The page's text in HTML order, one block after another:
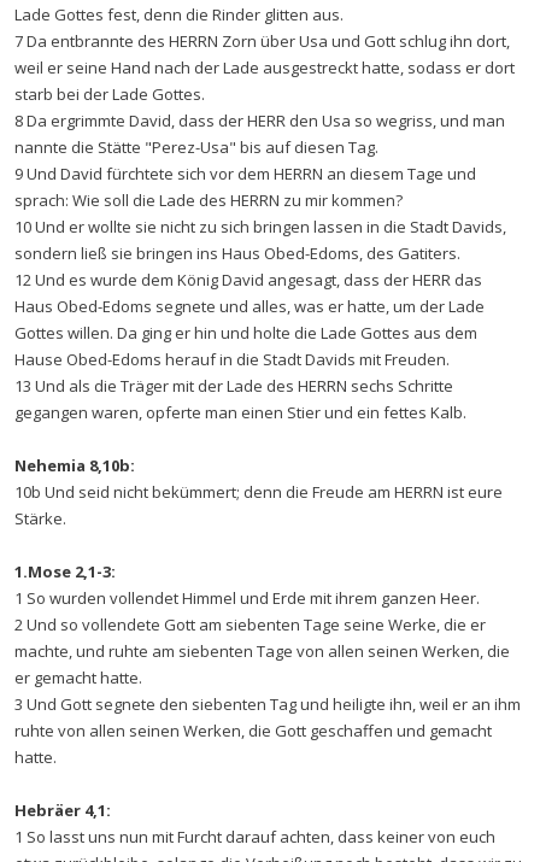
Lade Gottes fest, denn die Rinder glitten aus.
7 Da entbrannte des HERRN Zorn über Usa und Gott schlug ihn dort,
weil er seine Hand nach der Lade ausgestreckt hatte, sodass er dort
starb bei der Lade Gottes.
8 Da ergrimmte David, dass der HERR den Usa so wegriss, und man
nannte die Stätte "Perez-Usa" bis auf diesen Tag.
9 Und David fürchtete sich vor dem HERRN an diesem Tage und
sprach: Wie soll die Lade des HERRN zu mir kommen?
10 Und er wollte sie nicht zu sich bringen lassen in die Stadt Davids,
sondern ließ sie bringen ins Haus Obed-Edoms, des Gatiters.
12 Und es wurde dem König David angesagt, dass der HERR das
Haus Obed-Edoms segnete und alles, was er hatte, um der Lade
Gottes willen. Da ging er hin und holte die Lade Gottes aus dem
Hause Obed-Edoms herauf in die Stadt Davids mit Freuden.
13 Und als die Träger mit der Lade des HERRN sechs Schritte
gegangen waren, opferte man einen Stier und ein fettes Kalb.
Nehemia 8,10b:
10b Und seid nicht bekümmert; denn die Freude am HERRN ist eure
Stärke.
1.Mose 2,1-3:
1 So wurden vollendet Himmel und Erde mit ihrem ganzen Heer.
2 Und so vollendete Gott am siebenten Tage seine Werke, die er
machte, und ruhte am siebenten Tage von allen seinen Werken, die
er gemacht hatte.
3 Und Gott segnete den siebenten Tag und heiligte ihn, weil er an ihm
ruhte von allen seinen Werken, die Gott geschaffen und gemacht
hatte.
Hebräer 4,1:
1 So lasst uns nun mit Furcht darauf achten, dass keiner von euch